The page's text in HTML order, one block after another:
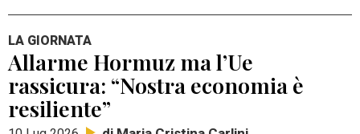
LA GIORNATA
Allarme Hormuz ma l’Ue
rassicura: “Nostra economia è
resiliente”